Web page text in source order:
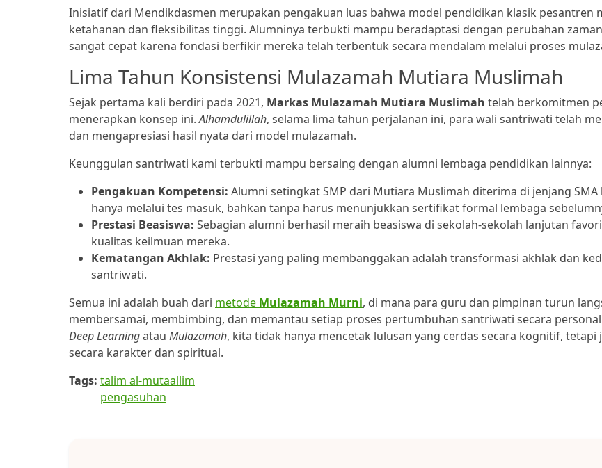
Inisiatif dari Mendikdasmen merupakan pengakuan luas bahwa model pendidikan klasik pesantren
ketahanan dan fleksibilitas tinggi. Alumninya terbukti mampu beradaptasi dengan perubahan
sangat cepat karena fondasi berfikir mereka telah terbentuk secara mendalam melalui proses
Lima Tahun Konsistensi Mulazamah Mutiara Muslimah
Sejak pertama kali berdiri pada 2021, Markas Mulazamah Mutiara Muslimah telah berkomitmen
menerapkan konsep ini.Alhamdulillah, selama lima tahun perjalanan ini, para wali santriwati telah
dan mengapresiasi hasil nyata dari model mulazamah.
Keunggulan santriwati kami terbukti mampu bersaing dengan alumni lembaga pendidikan lainnya:
Pengakuan Kompetensi: Alumni setingkat SMP dari Mutiara Muslimah diterima di jenjang SMA
hanya melalui tes masuk, bahkan tanpa harus menunjukkan sertifikat formal lembaga
Prestasi Beasiswa: Sebagian alumni berhasil meraih beasiswa di sekolah-sekolah lanjutan
kualitas keilmuan mereka.
Kematangan Akhlak: Prestasi yang paling membanggakan adalah transformasi akhlak dan
santriwati.
Semua ini adalah buah dari metode Mulazamah Murni, di mana para guru dan pimpinan turun
membersamai, membimbing, dan memantau setiap proses pertumbuhan santriwati secara
Deep Learningatau Mulazamah, kita tidak hanya mencetak lulusan yang cerdas secara kognitif, tetapi
secara karakter dan spiritual.
Tags: talim al-mutaallim
pengasuhan